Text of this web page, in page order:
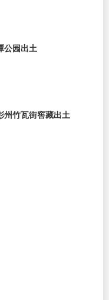
公园出土
州竹瓦街窖藏出土